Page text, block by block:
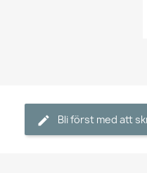
Bli först med att